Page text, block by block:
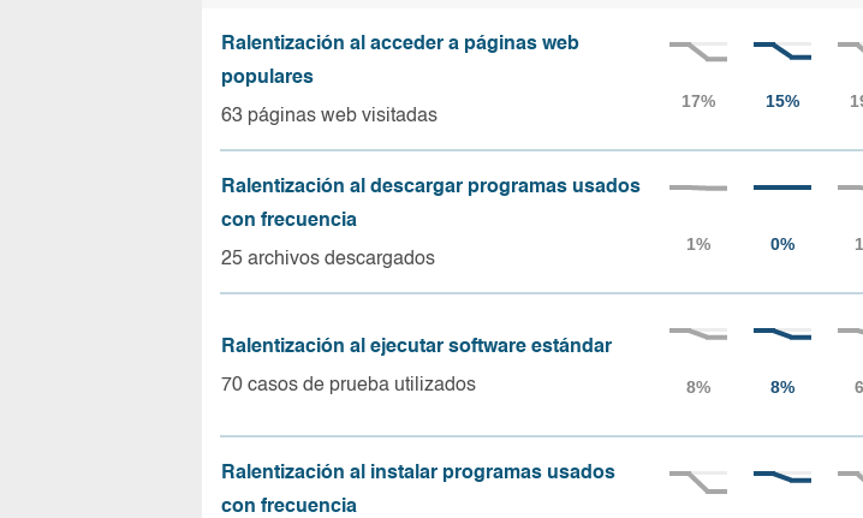
Ralentización al acceder a páginas web
populares
63 páginas web visitadas
Ralentización al descargar programas usados
con frecuencia
25 archivos descargados
Ralentización al ejecutar software estándar
70 casos de prueba utilizados
Ralentización al instalar programas usados
con frecuencia